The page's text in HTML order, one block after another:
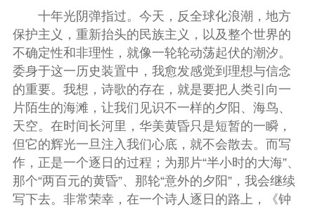
十年光阴弹指过。今天，反全球化浪潮，地方
保护主义，重新抬头的民族主义，以及整个世界的
不确定性和非理性，就像一轮轮动荡起伏的潮汐。
委身于这一历史装置中，我愈发感觉到理想与信念
的重要。我想，诗歌的存在，就是要把人类引向一
片陌生的海滩，让我们见识不一样的夕阳、海鸟、
天空。在时间长河里，华美黄昏只是短暂的一瞬，
但它的辉光一旦注入我们心底，就不会散去。而写
作，正是一个逐日的过程；为那片“半小时的大海”、
那个“两百元的黄昏”、那轮“意外的夕阳”，我会继续
写下去。非常荣幸，在一个诗人逐日的路上，《钟